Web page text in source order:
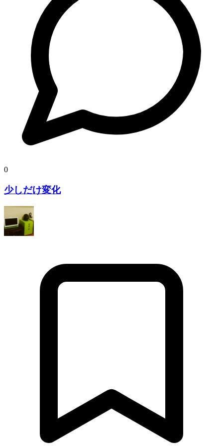
0
少しだけ変化